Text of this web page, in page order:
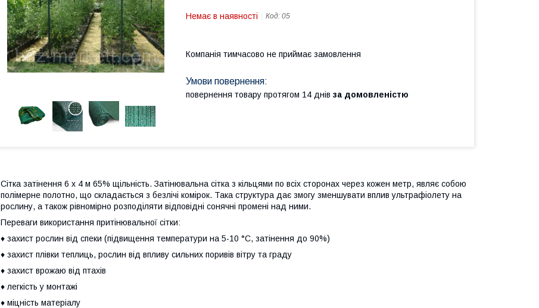
Немає в наявності Код: 05
Компанія тимчасово не приймає замовлення
повернення товару протягом 14 днів за домовленістю
Сітка затінення 6 х 4 м 65% щільність. Затінювальна сітка з кільцями по всіх сторонах через кожен метр, являє собою
полімерне полотно, що складається з безлічі комірок. Така структура дає змогу зменшувати вплив ультрафіолету на
рослину, а також рівномірно розподіляти відповідні сонячні промені над ними.
Переваги використання притінювальної сітки:
♦ захист рослин від спеки (підвищення температури на 5-10 °C, затінення до 90%)
♦ захист плівки теплиць, рослин від впливу сильних поривів вітру та граду
♦ захист врожаю від птахів
♦ легкість у монтажі
♦ міцність матеріалу